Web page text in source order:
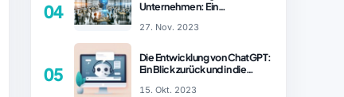
04
Unternehmen: Ein
27. Nov. 2023
05
Die Entwicklung von ChatGPT:
Ein Blick zurück und in die
15. Okt. 2023